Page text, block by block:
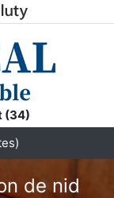
(34)
de nid